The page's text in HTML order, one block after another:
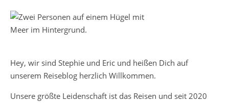
Hey, wir sind Stephie und Eric und heißen Dich auf
unserem Reiseblog herzlich Willkommen.
Unsere größte Leidenschaft ist das Reisen und seit 2020